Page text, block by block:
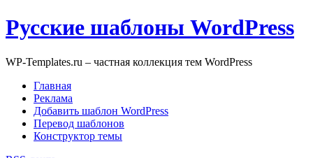
Русские шаблоны WordPress
WP-Templates.ru – частная коллекция тем WordPress
Главная
Реклама
Добавить шаблон WordPress
Перевод шаблонов
Конструктор темы